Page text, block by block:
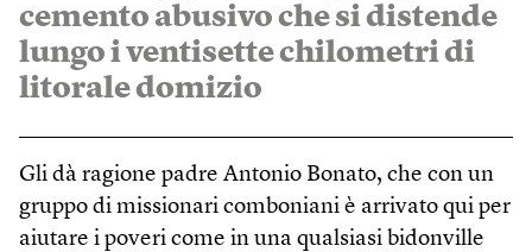
cemento abusivo che si distende
lungo i ventisette chilometri di
litorale domizio
Gli dà ragione padre Antonio Bonato, che con un
gruppo di missionari comboniani è arrivato qui per
aiutare i poveri come in una qualsiasi bidonville